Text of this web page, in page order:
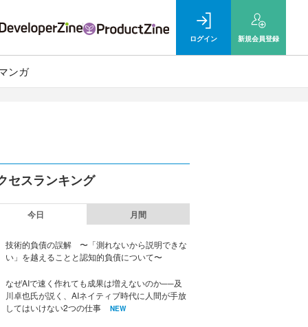
ログイン 新規会員登録
ンガ
セスランキング
今日 月間
技術的負債の誤解 〜「測れないから説明できな
い」を越えることと認知的負債について〜
なぜAIで速く作れても成果は増えないのか──及
川卓也氏が説く、AIネイティブ時代に人間が手放
してはいけない2つの仕事
NEW